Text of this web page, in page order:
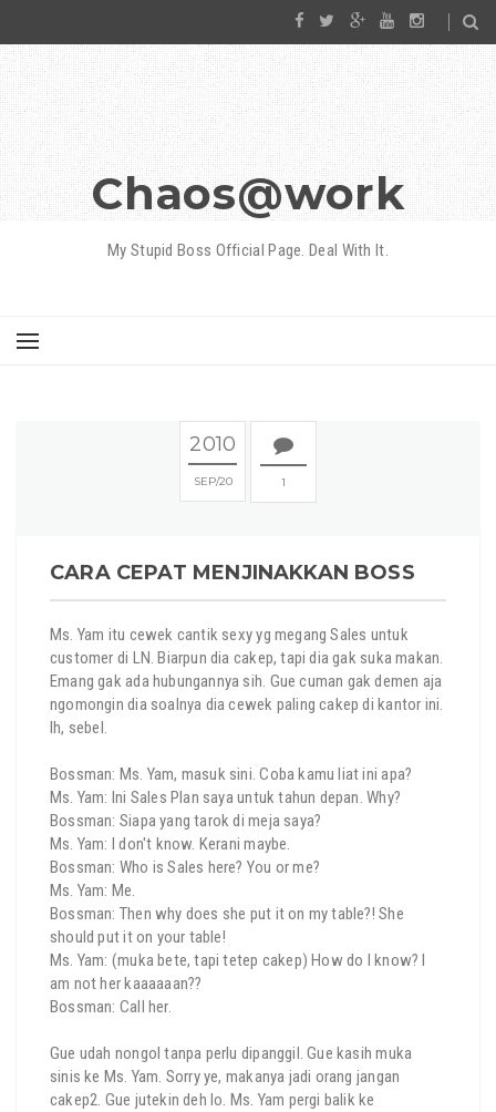
Chaos@work
My Stupid Boss Official Page. Deal With It.
2010
SEP 20 1
CARA CEPAT MENJINAKKAN BOSS
Ms. Yam itu cewek cantik sexy yg megang Sales untuk
customer di LN. Biarpun dia cakep, tapi dia gak suka makan.
Emang gak ada hubungannya sih. Gue cuman gak demen aja
ngomongin dia soalnya dia cewek paling cakep di kantor ini.
Ih, sebel.
Bossman: Ms. Yam, masuk sini. Coba kamu liat ini apa?
Ms. Yam: Ini Sales Plan saya untuk tahun depan. Why?
Bossman: Siapa yang tarok di meja saya?
Ms. Yam: I don't know. Kerani maybe.
Bossman: Who is Sales here? You or me?
Ms. Yam: Me.
Bossman: Then why does she put it on my table?! She
should put it on your table!
Ms. Yam: (muka bete, tapi tetep cakep) How do I know? I
am not her kaaaaaan??
Bossman: Call her.
Gue udah nongol tanpa perlu dipanggil. Gue kasih muka
sinis ke Ms. Yam. Sorry ye, makanya jadi orang jangan
cakep2. Gue jutekin deh lo. Ms. Yam pergi balik ke